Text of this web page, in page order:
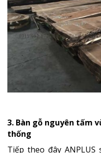
3. Bàn gỗ nguyên tấm
thống
Tiếp theo đây